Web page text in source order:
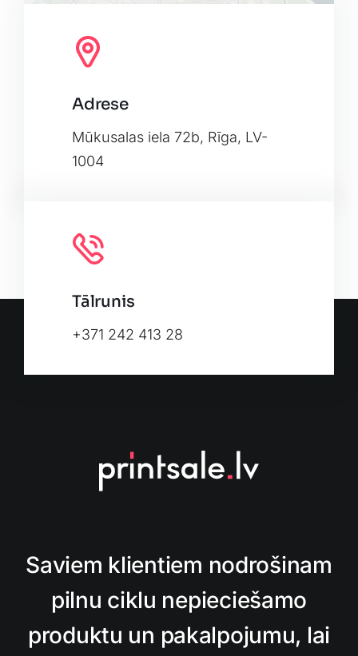
OpenStreetMap, under ODbL.
Adrese
Mūkusalas iela 72b, Rīga, LV-
1004
Tālrunis
+371 242 413 28
Saviem klientiem nodrošinam
pilnu ciklu nepieciešamo
produktu un pakalpojumu, lai